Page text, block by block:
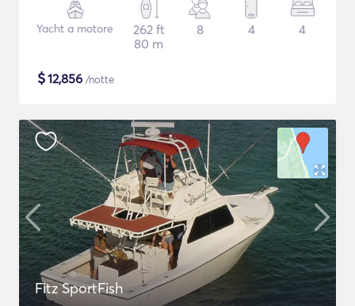
Yacht a motore
262 ft
80 m
8 4 4
$12,856 /notte
Fitz SportFish